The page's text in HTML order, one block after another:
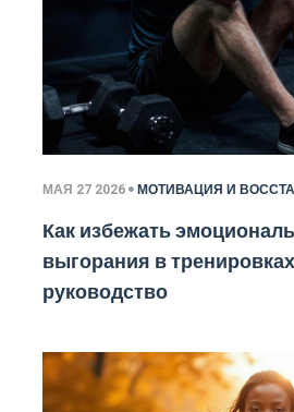
МАЯ 27 2026 МОТИВАЦИЯ И
Как избежать
выгорания в
руководство